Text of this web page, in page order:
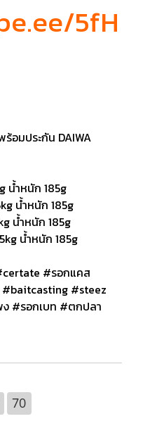
5fH
ร้อมประกัน DAIWA
น้ำหนัก 185g
น้ำหนัก 185g
น้ำหนัก 185g
น้ำหนัก 185g
#รอกแคส
#steez
#รอกเบท #ตกปลา
70